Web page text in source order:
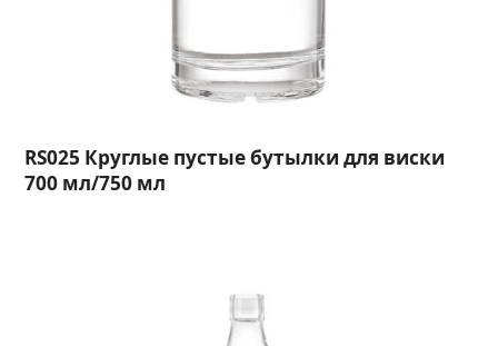
RS025 Круглые пустые бутылки для виски
700 мл/750 мл